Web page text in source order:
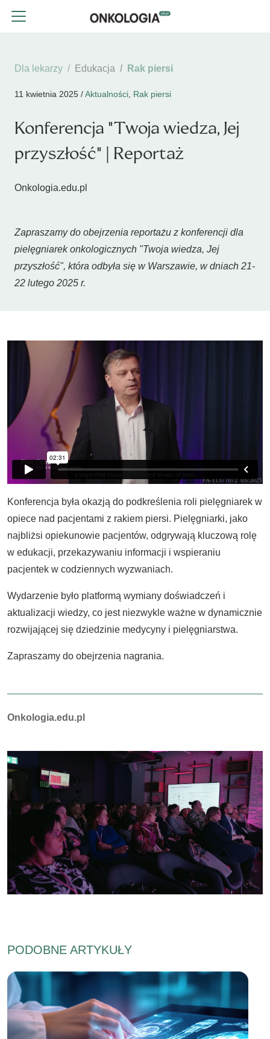
Dla lekarzy Edukacja Rak piersi
11 kwietnia 2025 /Aktualności Rak piersi
Konferencja "Twoja wiedza, Jej
przyszłość" | Reportaż
Onkologia.edu.pl
Zapraszamy do obejrzenia reportażu z konferencji dla
pielęgniarek onkologicznych "Twoja wiedza, Jej
przyszłość", która odbyła się w Warszawie, w dniach 21-
22 lutego 2025 r.
Konferencja była okazją do podkreślenia roli pielęgniarek w
opiece nad pacjentami z rakiem piersi. Pielęgniarki, jako
najbliżsi opiekunowie pacjentów, odgrywają kluczową rolę
w edukacji, przekazywaniu informacji i wspieraniu
pacjentek w codziennych wyzwaniach.
Wydarzenie było platformą wymiany doświadczeń i
aktualizacji wiedzy, co jest niezwykle ważne w dynamicznie
rozwijającej się dziedzinie medycyny i pielęgniarstwa.
Zapraszamy do obejrzenia nagrania.
Autorzy:
Onkologia.edu.pl
PODOBNE ARTYKUŁY